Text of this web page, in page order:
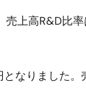
上高R&D比率
なりました。